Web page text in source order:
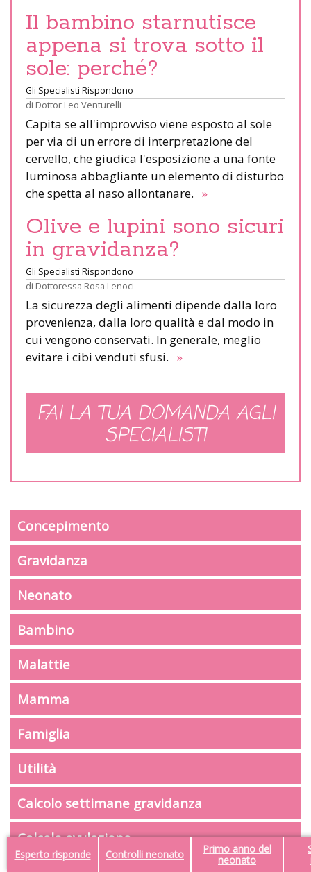
Esperto risponde Controlli neonato
Primo anno del
neonato
Il bambino starnutisce
appena si trova sotto il
sole: perché?
Gli Specialisti Rispondono
di Dottor Leo Venturelli
Capita se all'improvviso viene esposto al sole
per via di un errore di interpretazione del
cervello, che giudica l'esposizione a una fonte
luminosa abbagliante un elemento di disturbo
che spetta al naso allontanare. »
Olive e lupini sono sicuri
in gravidanza?
Gli Specialisti Rispondono
di Dottoressa Rosa Lenoci
La sicurezza degli alimenti dipende dalla loro
provenienza, dalla loro qualità e dal modo in
cui vengono conservati. In generale, meglio
evitare i cibi venduti sfusi. »
FAI LA TUA DOMANDA AGLI
SPECIALISTI
Concepimento
Gravidanza
Neonato
Bambino
Malattie
Mamma
Famiglia
Utilità
Calcolo settimane gravidanza
Calcolo ovulazione